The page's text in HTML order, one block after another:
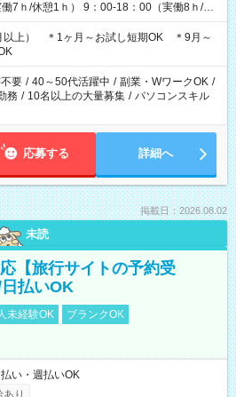
7ｈ/休憩1ｈ） 9：00-18：00（実働8ｈ/休
実働8ｈ/休憩1ｈ） ●朝ゆっくり派
働8ｈ/休憩1ｈ） 12：00-20：00（実働7ｈ/
：00（実働8ｈ/休憩1ｈ） 13：00-22：
00（実働8ｈ/休憩1ｈ） ＊時間帯固定OK
以上） ＊1ヶ月～お試し短期OK ＊9月～
要 / 40～50代活躍中 / 副業・WワークOK /
務 / 10名以上の大量募集 / パソコンスキル
応募する 詳細へ
掲載日：2026.08.02
未読
【旅行サイトの予約受
払いOK
未経験OK
ブランクOK
い・週払いOK
り